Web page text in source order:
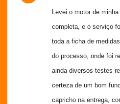
Levei o motor de
completa, e o serviço
toda a ficha de
do processo, onde foi
ainda diversos testes
certeza de um bom
capricho na entrega,